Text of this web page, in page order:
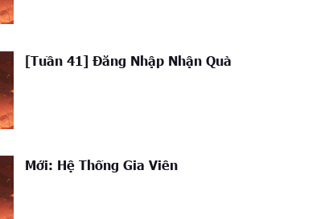
[Tuần 41] Đăng Nhập Nhận Quà
Mới: Hệ Thống Gia Viên